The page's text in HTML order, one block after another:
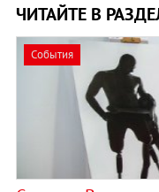
ЧИТАЙТЕ В
События